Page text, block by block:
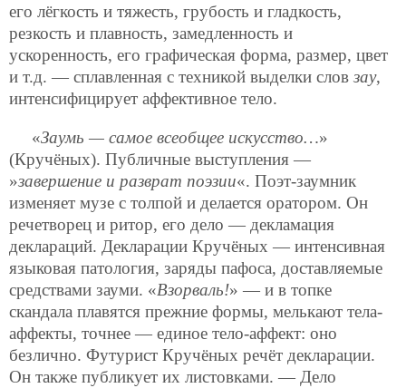
его лёгкость и тяжесть, грубость и гладкость,
резкость и плавность, замедленность и
ускоренность, его графическая форма, размер, цвет
и т.д. — сплавленная с техникой выделки слов зау,
интенсифицирует аффективное тело.
«Заумь — самое всеобщее искусство…»
(Кручёных). Публичные выступления —
»завершение и разврат поэзии«. Поэт-заумник
изменяет музе с толпой и делается оратором. Он
речетворец и ритор, его дело — декламация
деклараций. Декларации Кручёных — интенсивная
языковая патология, заряды пафоса, доставляемые
средствами зауми. «Взорваль!» — и в топке
скандала плавятся прежние формы, мелькают тела-
аффекты, точнее — единое тело-аффект: оно
безлично. Футурист Кручёных речёт декларации.
Он также публикует их листовками. — Дело